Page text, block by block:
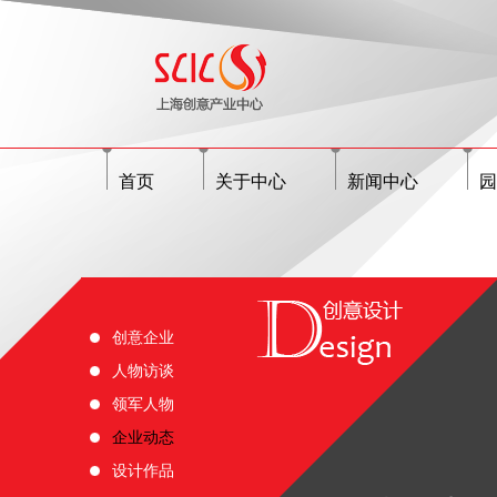
首页 关于中心 新闻中心
创意企业
人物访谈
领军人物
企业动态
设计作品